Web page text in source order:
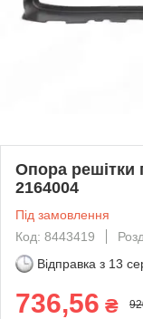
Опора решітки
2164004
Під замовлення
Код: 8443419
Відправка з 13
736,56 ₴